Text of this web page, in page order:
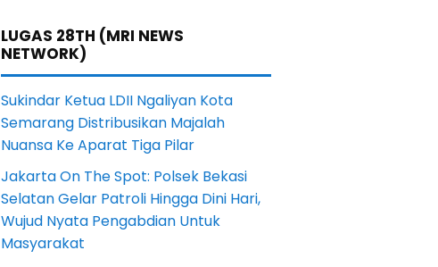
LUGAS 28TH (MRI NEWS
NETWORK)
Sukindar Ketua LDII Ngaliyan Kota
Semarang Distribusikan Majalah
Nuansa Ke Aparat Tiga Pilar
Jakarta On The Spot: Polsek Bekasi
Selatan Gelar Patroli Hingga Dini Hari,
Wujud Nyata Pengabdian Untuk
Masyarakat